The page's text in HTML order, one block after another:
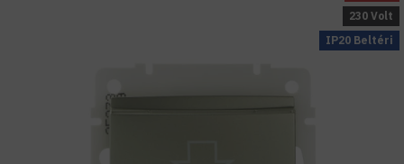
IP20 Beltéri
230 Volt